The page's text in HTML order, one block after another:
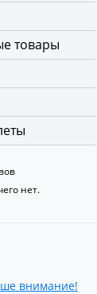
товары
нет.
внимание!